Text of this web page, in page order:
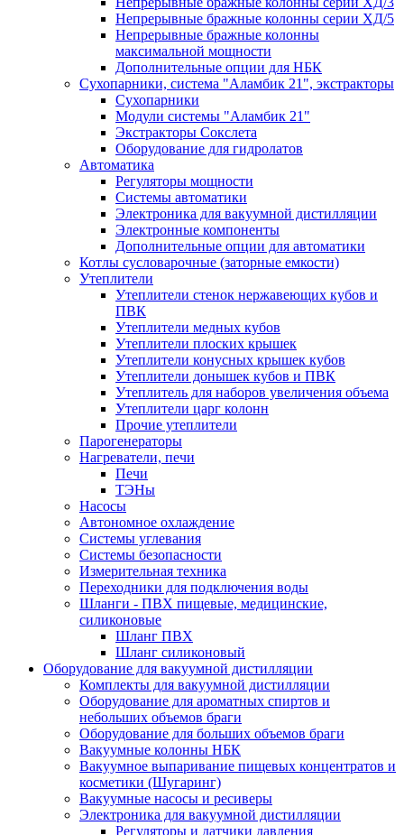
Непрерывные бражные колонны серии ХД/5
Непрерывные бражные колонны
максимальной мощности
Дополнительные опции для НБК
Сухопарники, система "Аламбик 21", экстракторы
Сухопарники
Модули системы "Аламбик 21"
Экстракторы Сокслета
Оборудование для гидролатов
Автоматика
Регуляторы мощности
Системы автоматики
Электроника для вакуумной дистилляции
Электронные компоненты
Дополнительные опции для автоматики
Котлы сусловарочные (заторные емкости)
Утеплители
Утеплители стенок нержавеющих кубов и
ПВК
Утеплители медных кубов
Утеплители плоских крышек
Утеплители конусных крышек кубов
Утеплители донышек кубов и ПВК
Утеплитель для наборов увеличения объема
Утеплители царг колонн
Прочие утеплители
Парогенераторы
Нагреватели, печи
Печи
ТЭНы
Насосы
Автономное охлаждение
Системы углевания
Системы безопасности
Измерительная техника
Переходники для подключения воды
Шланги - ПВХ пищевые, медицинские,
силиконовые
Шланг ПВХ
Шланг силиконовый
Оборудование для вакуумной дистилляции
Комплекты для вакуумной дистилляции
Оборудование для ароматных спиртов и
небольших объемов браги
Оборудование для больших объемов браги
Вакуумные колонны НБК
Вакуумное выпаривание пищевых концентратов и
косметики (Шугаринг)
Вакуумные насосы и ресиверы
Электроника для вакуумной дистилляции
Регуляторы и датчики давления